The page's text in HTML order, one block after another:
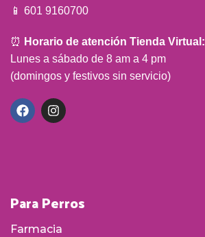
📱 601 9160700
⏰ Horario de atención Tienda Virtual:
Lunes a sábado de 8 am a 4 pm
(domingos y festivos sin servicio)
Para Perros
Farmacia